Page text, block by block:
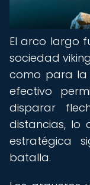
El arco largo
sociedad
como para la
efectivo
disparar
distancias, lo
estratégica
batalla.